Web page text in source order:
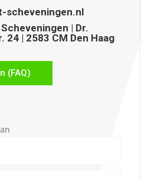
scheveningen.nl
| Dr.
24 | 2583 CM Den Haag
(FAQ)